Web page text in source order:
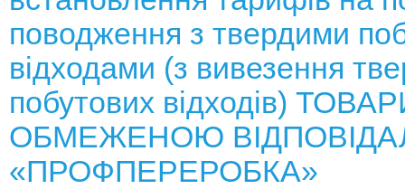
поводження з твердими
відходами (з вивезення
побутових відходів)
ОБМЕЖЕНОЮ
«ПРОФПЕРЕРОБКА»